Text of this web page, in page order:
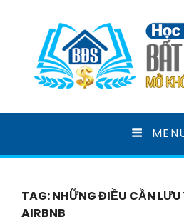
HỌC VIỆN
SẢN
TAG:NHỮNG ĐIỀU CẦN
AIRBNB